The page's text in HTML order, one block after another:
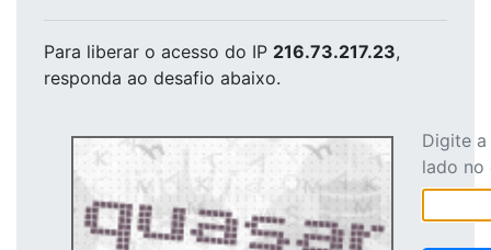
Para liberar o acesso do IP 216.73.217.23,
responda ao desafio abaixo.
Digite
lado no